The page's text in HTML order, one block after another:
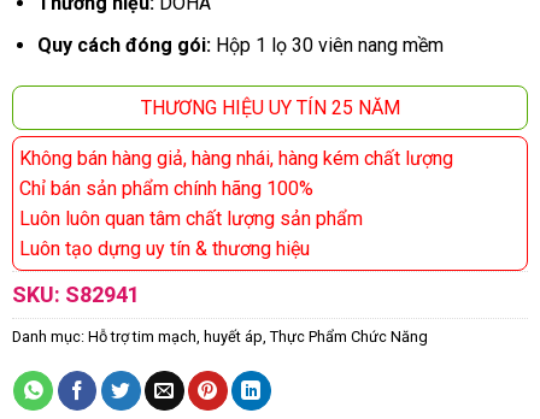
Quy cách đóng gói:Hộp 1 lọ 30 viên nang mềm
THƯƠNG HIỆU UY TÍN 25 NĂM
Không bán hàng giả, hàng nhái, hàng kém chất lượng
Chỉ bán sản phẩm chính hãng 100%
Luôn luôn quan tâm chất lượng sản phẩm
Luôn tạo dựng uy tín & thương hiệu
SKU: S82941
Danh mục: Hỗ trợ tim mạch, huyết áp Thực Phẩm Chức Năng